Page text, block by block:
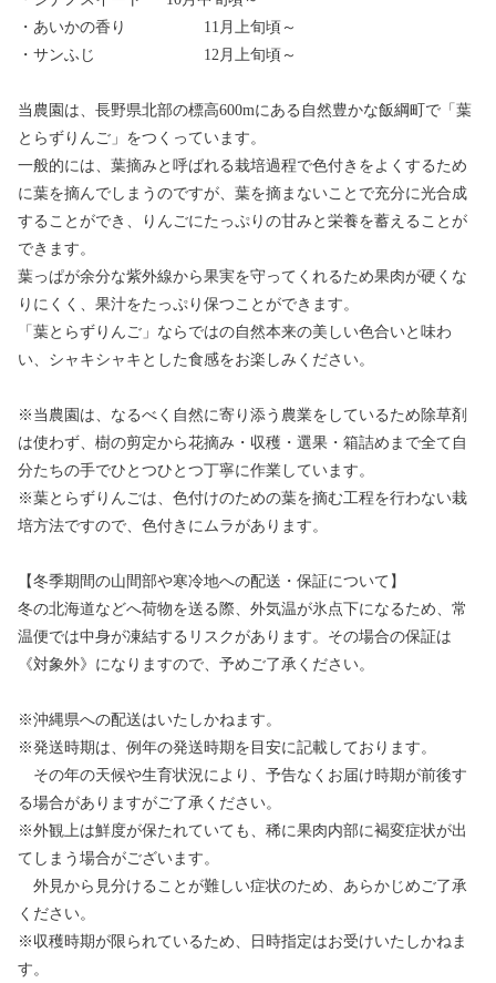
・あいかの香り 11月上旬頃～
・サンふじ 12月上旬頃～
当農園は、長野県北部の標高600mにある自然豊かな飯綱町で「葉
とらずりんご」をつくっています。
一般的には、葉摘みと呼ばれる栽培過程で色付きをよくするため
に葉を摘んでしまうのですが、葉を摘まないことで充分に光合成
することができ、りんごにたっぷりの甘みと栄養を蓄えることが
できます。
葉っぱが余分な紫外線から果実を守ってくれるため果肉が硬くな
りにくく、果汁をたっぷり保つことができます。
「葉とらずりんご」ならではの自然本来の美しい色合いと味わ
い、シャキシャキとした食感をお楽しみください。
※当農園は、なるべく自然に寄り添う農業をしているため除草剤
は使わず、樹の剪定から花摘み・収穫・選果・箱詰めまで全て自
分たちの手でひとつひとつ丁寧に作業しています。
※葉とらずりんごは、色付けのための葉を摘む工程を行わない栽
培方法ですので、色付きにムラがあります。
【冬季期間の山間部や寒冷地への配送・保証について】
冬の北海道などへ荷物を送る際、外気温が氷点下になるため、常
温便では中身が凍結するリスクがあります。その場合の保証は
《対象外》になりますので、予めご了承ください。
※沖縄県への配送はいたしかねます。
※発送時期は、例年の発送時期を目安に記載しております。
その年の天候や生育状況により、予告なくお届け時期が前後す
る場合がありますがご了承ください。
※外観上は鮮度が保たれていても、稀に果肉内部に褐変症状が出
てしまう場合がございます。
外見から見分けることが難しい症状のため、あらかじめご了承
ください。
※収穫時期が限られているため、日時指定はお受けいたしかねま
す。